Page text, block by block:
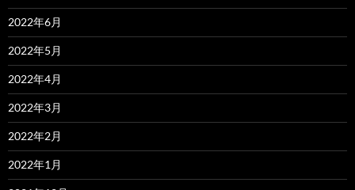
2022年6月
2022年5月
2022年4月
2022年3月
2022年2月
2022年1月